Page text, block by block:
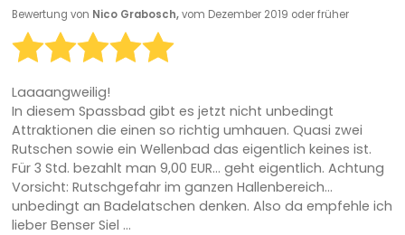
Bewertung von Nico Grabosch,vom Dezember 2019 oder früher
Laaaangweilig!
In diesem Spassbad gibt es jetzt nicht unbedingt
Attraktionen die einen so richtig umhauen. Quasi zwei
Rutschen sowie ein Wellenbad das eigentlich keines ist.
Für 3 Std. bezahlt man 9,00 EUR... geht eigentlich. Achtung
Vorsicht: Rutschgefahr im ganzen Hallenbereich...
unbedingt an Badelatschen denken. Also da empfehle ich
lieber Benser Siel ...